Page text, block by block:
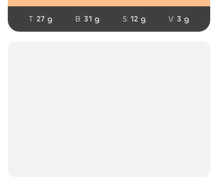
T: 27 g B: 31 g S: 12 g V: 3 g